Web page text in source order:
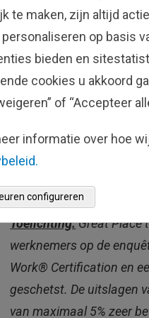
Gecertificeerd™
Great Place to Work®
Fisher Investments
door Great Place to
Luxemburg, maar
werkplek weten te
werkgever, die een
voelt.
Toelichting:Great Place
werknemers op de
Work® Certification en
geschetst. De uitslagen
van maximaal 5% zeer
te maken, zijn altijd
op basis
bieden en
cookies u akkoord
of “Accepteer
informatie over hoe
configureren